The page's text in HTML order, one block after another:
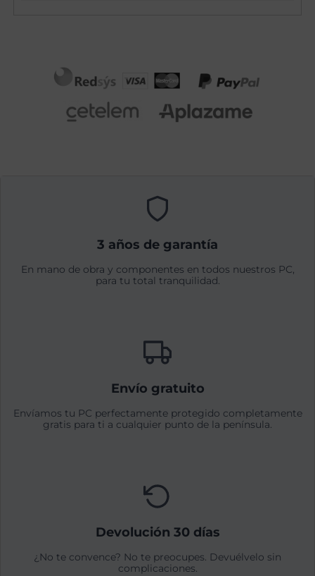
3 años de garantía
En mano de obra y componentes en todos nuestros PC,
para tu total tranquilidad.
Envío gratuito
Envíamos tu PC perfectamente protegido completamente
gratis para ti a cualquier punto de la península.
Devolución 30 días
¿No te convence? No te preocupes. Devuélvelo sin
complicaciones.